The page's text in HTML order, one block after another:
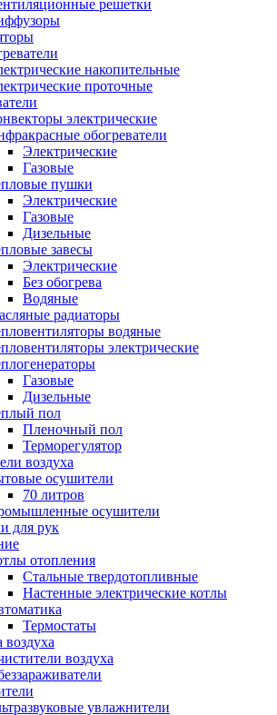
решетки
накопительные
проточные
электрические
обогреватели
Электрические
Газовые
пушки
Электрические
Газовые
Дизельные
завесы
Электрические
Без обогрева
Водяные
радиаторы
водяные
электрические
Газовые
Дизельные
пол
Пленочный пол
Терморегулятор
воздуха
осушители
70 литров
осушители
для рук
отопления
Стальные твердотопливные
Настенные электрические котлы
Термостаты
воздуха
воздуха
увлажнители